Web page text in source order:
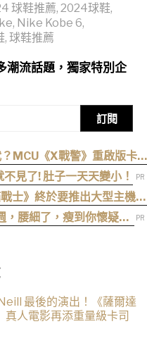
球鞋推薦, 2024球鞋,
, Nike Kobe 6,
, 球鞋推薦
潮流話題，獨家特別企
訂閱
MCU《X戰警》重啟版卡
新爆料整理
見了! 肚子一天天變小！
士》終於要推出大型主機遊
Forest》今年秋季登場，
部族冒險
，腰細了，瘦到你懷疑人
最後的演出！《薩爾達
真人電影再添重量級卡司